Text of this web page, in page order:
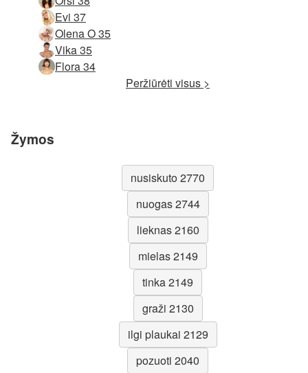
Evi 37
Olena O 35
Vika 35
Flora 34
Peržiūrėti visus >
Žymos
nusiskuto 2770
nuogas 2744
lieknas 2160
mielas 2149
tinka 2149
graži 2130
ilgi plaukai 2129
pozuoti 2040